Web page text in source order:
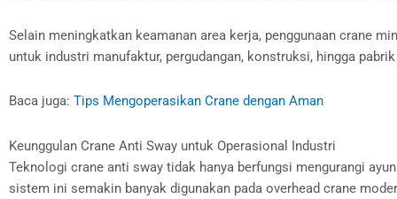
Selain meningkatkan keamanan area kerja, penggunaan crane
untuk industri manufaktur, pergudangan, konstruksi, hingga
Baca juga: Tips Mengoperasikan Crane dengan Aman
Keunggulan Crane Anti Sway untuk Operasional Industri
Teknologi crane anti sway tidak hanya berfungsi mengurangi
sistem ini semakin banyak digunakan pada overhead crane